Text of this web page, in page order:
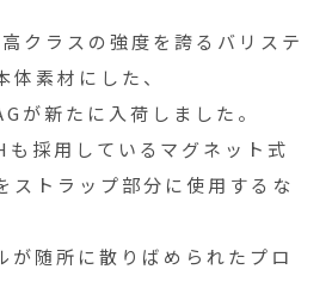
クラスの強度を誇るバリステ
体素材にした、
が新たに入荷しました。
採用しているマグネット式
ストラップ部分に使用するな
が随所に散りばめられたプロ